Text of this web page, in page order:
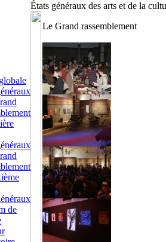
de
États généraux des arts et de la
Le Grand rassemblement